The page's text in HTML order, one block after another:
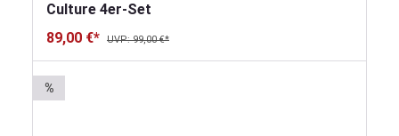
Culture 4er-Set
89,00 €*
UVP: 99,00 €*
%